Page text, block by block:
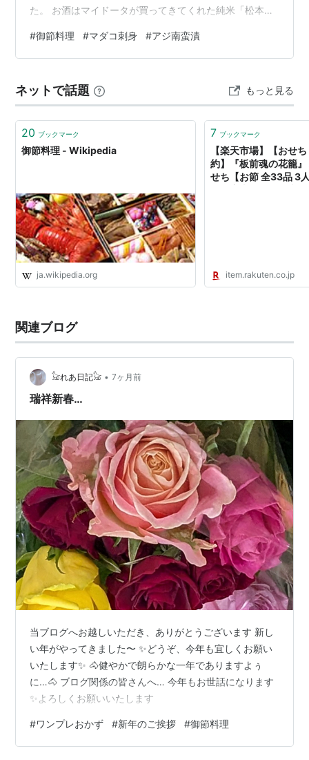
た。 お酒はマイドータが買ってきてくれた純米「松本
ます。 夏に釣って冷凍しておいたマダコ。この皿がいち
ばん最初に空になりました。 年末に孫ちゃんが釣ったア
のすまし汁。 めっきり酒に弱くなったので、日本酒は2
合飲んでおしまい。 にほんブログ村 p.s. 晴天だったの
に、夕方から急に風が吹…
#御節料理 #マダコ刺身 #アジ南蛮漬
ネットで話題 もっと見る
20 ブックマーク
御節料理 - Wikipedia
ja.wikipedia.org
7 ブックマーク
【楽天市場】【おせ
約】『板前魂の花籠
せち【お節 全33品 3
item.rakuten.co.jp
関連ブログ
𓃠れあ日記𓃠 • 7ヶ月前
瑞祥新春…
当ブログへお越しいただき、ありがとうございます 新し
い年がやってきました〜 ✨️どうぞ、今年も宜しくお願い
いたします✨️ 🐴健やかで朗らかな一年でありますよぅ
に…🐴 ブログ関係の皆さんへ… 今年もお世話になります
✨️よろしくお願いいたします
#ワンプレおかず #新年のご挨拶 #御節料理